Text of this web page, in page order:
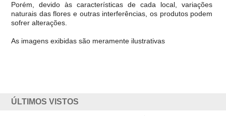
Porém, devido às características de cada local, variações
naturais das flores e outras interferências, os produtos podem
sofrer alterações.
As imagens exibidas são meramente ilustrativas
ÚLTIMOS VISTOS